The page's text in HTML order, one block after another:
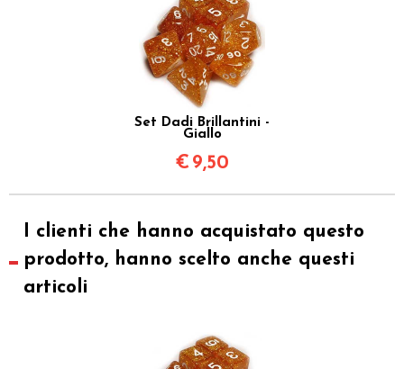
Set Dadi Brillantini -
Giallo
€ 9,50
I clienti che hanno acquistato questo
prodotto, hanno scelto anche questi
articoli